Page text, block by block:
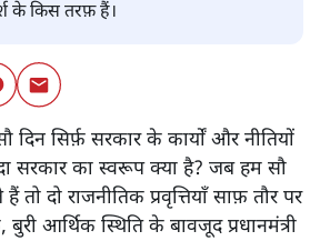
के किस तरफ़ हैं।
दिन सिर्फ़ सरकार के कार्यों और नीतियों
सरकार का स्वरूप क्या है? जब हम सौ
दो राजनीतिक प्रवृत्तियाँ साफ़ तौर पर
बुरी आर्थिक स्थिति के बावजूद प्रधानमंत्री